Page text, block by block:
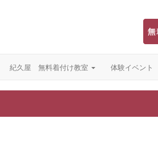
紀久屋 無料着付け教室 体験イベント